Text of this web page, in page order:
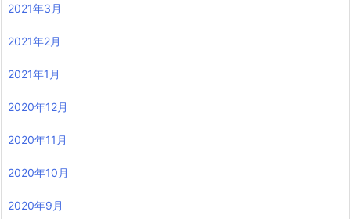
2021年3月
2021年2月
2021年1月
2020年12月
2020年11月
2020年10月
2020年9月